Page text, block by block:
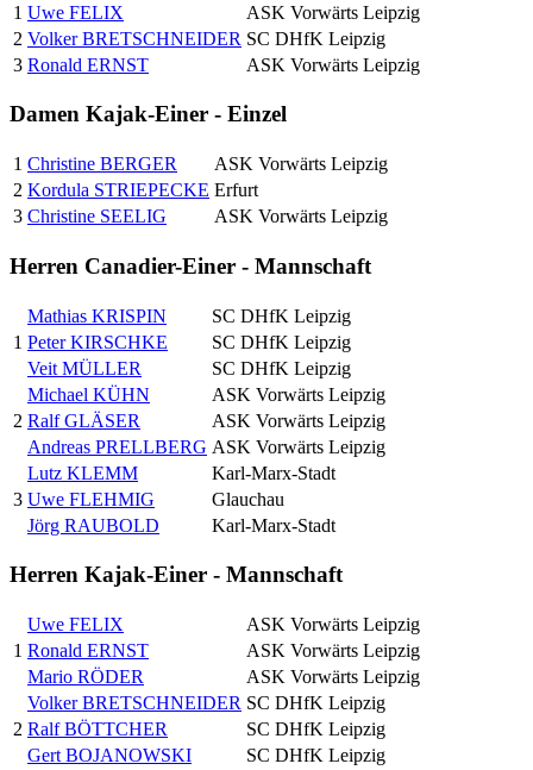
1 Uwe FELIX
ASK Vorwärts Leipzig
2 Volker BRETSCHNEIDER SC DHfK Leipzig
3 Ronald ERNST ASK Vorwärts Leipzig
Damen Kajak-Einer - Einzel
1 Christine BERGER
ASK Vorwärts Leipzig
2 Kordula STRIEPECKE Erfurt
3 Christine SEELIG ASK Vorwärts Leipzig
Herren Canadier-Einer - Mannschaft
1
Mathias KRISPIN
SC DHfK Leipzig
Peter KIRSCHKE
SC DHfK Leipzig
Veit MÜLLER
SC DHfK Leipzig
2
Michael KÜHN
ASK Vorwärts Leipzig
Ralf GLÄSER
ASK Vorwärts Leipzig
Andreas PRELLBERG ASK Vorwärts Leipzig
3
Lutz KLEMM
Karl-Marx-Stadt
Uwe FLEHMIG
Glauchau
Jörg RAUBOLD
Karl-Marx-Stadt
Herren Kajak-Einer - Mannschaft
1
Uwe FELIX
ASK Vorwärts Leipzig
Ronald ERNST
ASK Vorwärts Leipzig
Mario RÖDER
ASK Vorwärts Leipzig
2
Volker BRETSCHNEIDER SC DHfK Leipzig
Ralf BÖTTCHER
SC DHfK Leipzig
Gert BOJANOWSKI
SC DHfK Leipzig